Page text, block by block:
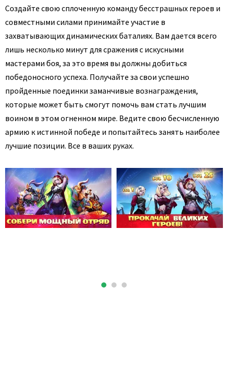
Создайте свою сплоченную команду бесстрашных героев и
совместными силами принимайте участие в
захватывающих динамических баталиях. Вам дается всего
лишь несколько минут для сражения с искусными
мастерами боя, за это время вы должны добиться
победоносного успеха. Получайте за свои успешно
пройденные поединки заманчивые вознаграждения,
которые может быть смогут помочь вам стать лучшим
воином в этом огненном мире. Ведите свою бесчисленную
армию к истинной победе и попытайтесь занять наиболее
лучшие позиции. Все в ваших руках.